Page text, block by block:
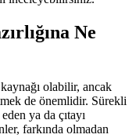
Ne
olabilir, ancak
de önemlidir. Sürekli
ya da çıtayı
farkında olmadan